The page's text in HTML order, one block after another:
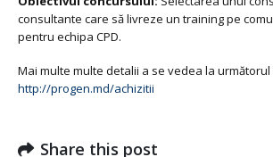
consultante care să livreze un training pe
pentru echipa CPD.
Mai multe multe detalii a se vedea la următorul
http://progen.md/achizitii
Share this post